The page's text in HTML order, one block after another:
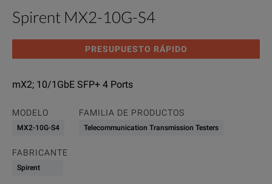
Spirent MX2-10G-S4
PRESUPUESTO RÁPIDO
mX2; 10/1GbE SFP+ 4 Ports
MODELO
MX2-10G-S4
FAMILIA DE PRODUCTOS
Telecommunication Transmission Testers
FABRICANTE
Spirent